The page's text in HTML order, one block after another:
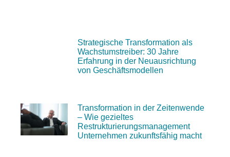
Strategische Transformation als
Wachstumstreiber: 30 Jahre
Erfahrung in der Neuausrichtung
von Geschäftsmodellen
Transformation in der Zeitenwende
– Wie gezieltes
Restrukturierungsmanagement
Unternehmen zukunftsfähig macht